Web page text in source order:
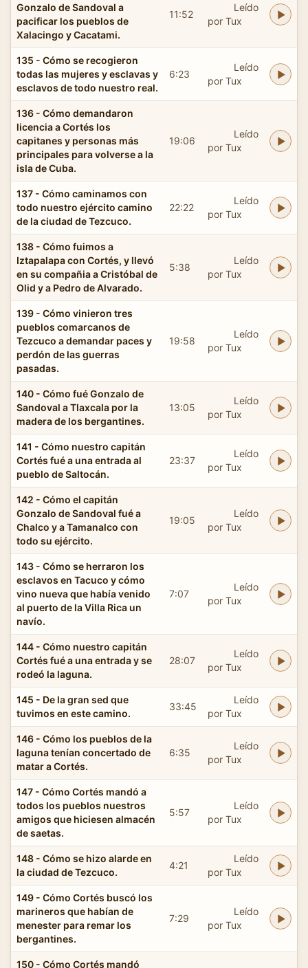
Gonzalo de Sandoval a
pacificar los pueblos de
Xalacingo y Cacatami.
11:52
Leído
por Tux
135 - Cómo se recogieron
todas las mujeres y esclavas y
esclavos de todo nuestro real.
6:23
Leído
por Tux
136 - Cómo demandaron
licencia a Cortés los
capitanes y personas más
principales para volverse a la
isla de Cuba.
19:06
Leído
por Tux
137 - Cómo caminamos con
todo nuestro ejército camino
de la ciudad de Tezcuco.
22:22
Leído
por Tux
138 - Cómo fuimos a
Iztapalapa con Cortés, y llevó
en su compañia a Cristóbal de
Olid y a Pedro de Alvarado.
5:38
Leído
por Tux
139 - Cómo vinieron tres
pueblos comarcanos de
Tezcuco a demandar paces y
perdón de las guerras
pasadas.
19:58
Leído
por Tux
140 - Cómo fué Gonzalo de
Sandoval a Tlaxcala por la
madera de los bergantines.
13:05
Leído
por Tux
141 - Cómo nuestro capitán
Cortés fué a una entrada al
pueblo de Saltocán.
23:37
Leído
por Tux
142 - Cómo el capitán
Gonzalo de Sandoval fué a
Chalco y a Tamanalco con
todo su ejército.
19:05
Leído
por Tux
143 - Cómo se herraron los
esclavos en Tacuco y cómo
vino nueva que había venido
al puerto de la Villa Rica un
navío.
7:07
Leído
por Tux
144 - Cómo nuestro capitán
Cortés fué a una entrada y se
rodeó la laguna.
28:07
Leído
por Tux
145 - De la gran sed que
tuvimos en este camino.
33:45
Leído
por Tux
146 - Cómo los pueblos de la
laguna tenían concertado de
matar a Cortés.
6:35
Leído
por Tux
147 - Cómo Cortés mandó a
todos los pueblos nuestros
amigos que hiciesen almacén
de saetas.
5:57
Leído
por Tux
148 - Cómo se hizo alarde en
la ciudad de Tezcuco.
4:21
Leído
por Tux
149 - Cómo Cortés buscó los
marineros que habían de
menester para remar los
bergantines.
7:29
Leído
por Tux
150 - Cómo Cortés mandó